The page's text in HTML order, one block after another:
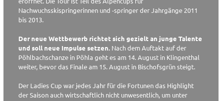
Nachwuchsskispringerinnen und -springer der Jahrgänge 2011
bis 2013.
Der neue Wettbewerb richtet sich gezielt an junge Talente
und soll neue Impulse setzen. Nach dem Auftakt auf der
Pöhlbachschanze in Pöhla geht es am 14. August in Klingenthal
weiter, bevor das Finale am 15. August in Bischofsgrün steigt.
Der Ladies Cup war jedes Jahr für die Fortunen das Highlight
der Saison auch wirtschaftlich nicht unwesentlich, um unter